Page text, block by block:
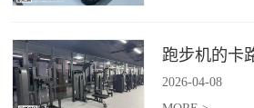
2026-04-08